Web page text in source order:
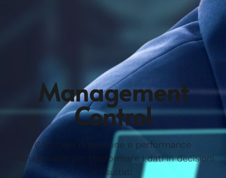
Management
Control
Controllo di gestione e performance
management per trasformare i dati in decisioni
e risultati.